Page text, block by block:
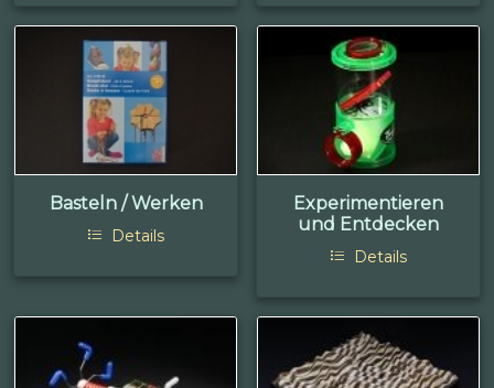
Basteln / Werken
Details
Experimentieren
und Entdecken
Details